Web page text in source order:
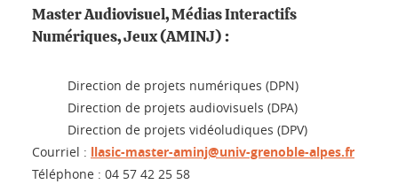
Master Audiovisuel, Médias Interactifs
Numériques, Jeux (AMINJ) :
Direction de projets numériques (DPN)
Direction de projets audiovisuels (DPA)
Direction de projets vidéoludiques (DPV)
Courriel : llasic-master-aminj@univ-grenoble-alpes.fr
Téléphone : 04 57 42 25 58